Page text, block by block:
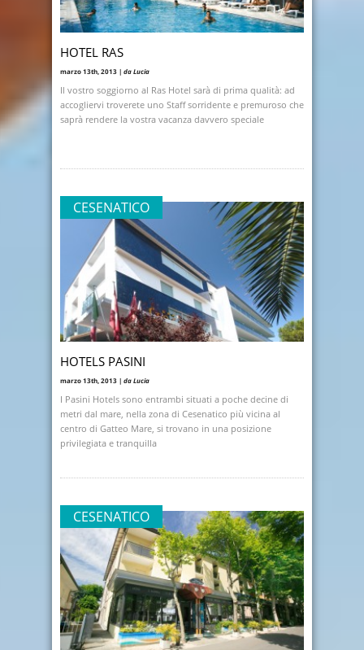
HOTEL RAS
marzo 13th, 2013 | da Lucia
Il vostro soggiorno al Ras Hotel sarà di prima qualità: ad
accogliervi troverete uno Staff sorridente e premuroso che
saprà rendere la vostra vacanza davvero speciale
CESENATICO
HOTELS PASINI
marzo 13th, 2013 | da Lucia
I Pasini Hotels sono entrambi situati a poche decine di
metri dal mare, nella zona di Cesenatico più vicina al
centro di Gatteo Mare, si trovano in una posizione
privilegiata e tranquilla
CESENATICO